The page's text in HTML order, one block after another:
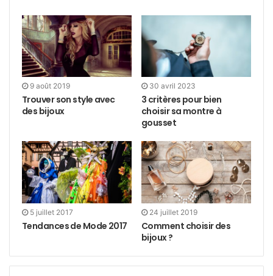
9 août 2019
Trouver son style avec
des bijoux
30 avril 2023
3 critères pour bien
choisir sa montre à
gousset
5 juillet 2017
Tendances de Mode 2017
24 juillet 2019
Comment choisir des
bijoux ?